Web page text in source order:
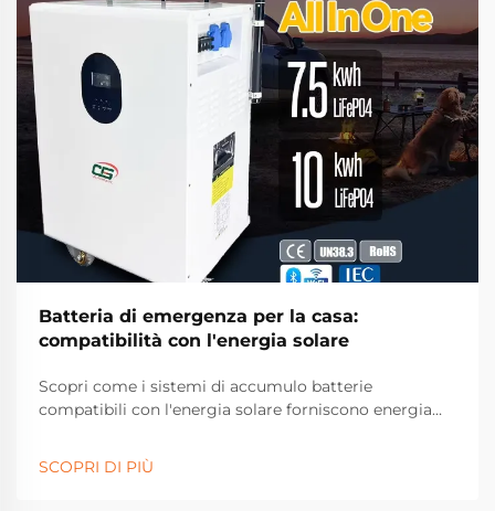
Batteria di emergenza per la casa:
compatibilità con l'energia solare
Scopri come i sistemi di accumulo batterie
compatibili con l'energia solare forniscono energia
dalla rete fino al 60% e abbassano le bollette
elettriche del 40%. Scopri di più sulla compatibilità, i
SCOPRI DI PIÙ